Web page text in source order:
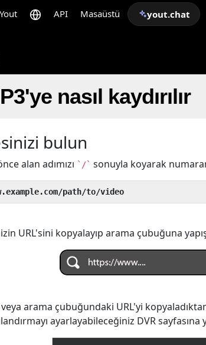
Yout API Masaüstü yout.chat
nasıl kaydırılır
bulun
alan adımızı `/` sonuyla koyarak
path/to/video
URL'sini kopyalayıp arama çubuğuna
arama çubuğundaki URL'yi
ayarlayabileceğiniz DVR